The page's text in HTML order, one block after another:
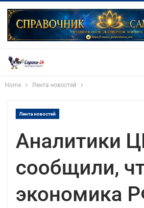
Home Лента новостей
Лента новостей
Аналитики
сообщили,
экономика